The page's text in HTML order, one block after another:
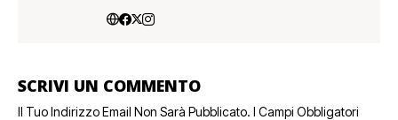
SCRIVI UN COMMENTO
Il Tuo Indirizzo Email Non Sarà Pubblicato. I Campi Obbligatori